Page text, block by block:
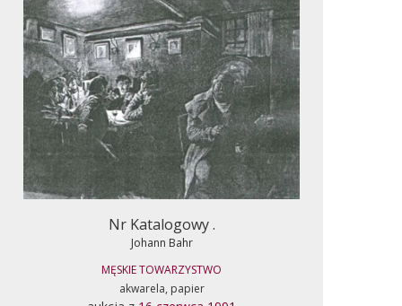
Nr Katalogowy .
Johann Bahr
MĘSKIE TOWARZYSTWO
akwarela, papier